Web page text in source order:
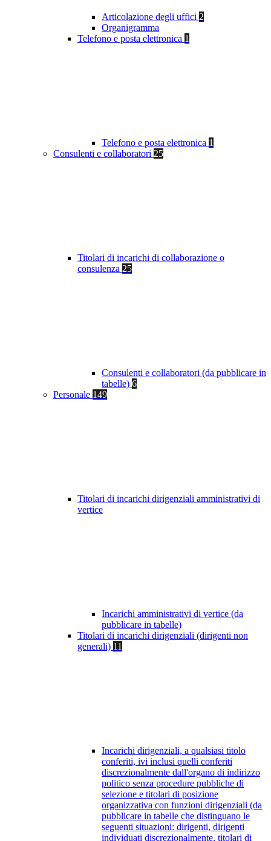
Articolazione degli uffici 2
Organigramma
Telefono e posta elettronica 1
Telefono e posta elettronica 1
Consulenti e collaboratori 25
Titolari di incarichi di collaborazione o
consulenza 25
Consulenti e collaboratori (da pubblicare in
tabelle) 6
Personale 149
Titolari di incarichi dirigenziali amministrativi di
vertice
Incarichi amministrativi di vertice (da
pubblicare in tabelle)
Titolari di incarichi dirigenziali (dirigenti non
generali) 11
Incarichi dirigenziali, a qualsiasi titolo
conferiti, ivi inclusi quelli conferiti
discrezionalmente dall'organo di indirizzo
politico senza procedure pubbliche di
selezione e titolari di posizione
organizzativa con funzioni dirigenziali (da
pubblicare in tabelle che distinguano le
seguenti situazioni: dirigenti, dirigenti
individuati discrezionalmente, titolari di